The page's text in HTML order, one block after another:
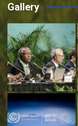
Gallery